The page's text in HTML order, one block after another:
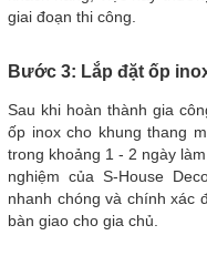
giai đoạn thi công.
Bước 3: Lắp đặt ốp
Sau khi hoàn thành gia
ốp inox cho khung thang
trong khoảng 1 - 2 ngày
nghiệm của S-House
nhanh chóng và chính xác
bàn giao cho gia chủ.